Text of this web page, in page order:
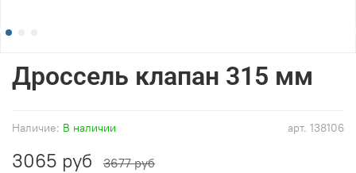
арт. 138106
Наличие: В наличии
Дроссель клапан 315 мм
3065 руб 3677 руб